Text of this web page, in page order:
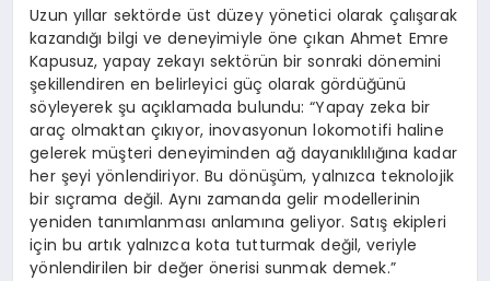
Uzun yıllar sektörde üst düzey yönetici olarak çalışarak
kazandığı bilgi ve deneyimiyle öne çıkan Ahmet Emre
Kapusuz, yapay zekayı sektörün bir sonraki dönemini
şekillendiren en belirleyici güç olarak gördüğünü
söyleyerek şu açıklamada bulundu: “Yapay zeka bir
araç olmaktan çıkıyor, inovasyonun lokomotifi haline
gelerek müşteri deneyiminden ağ dayanıklılığına kadar
her şeyi yönlendiriyor. Bu dönüşüm, yalnızca teknolojik
bir sıçrama değil. Aynı zamanda gelir modellerinin
yeniden tanımlanması anlamına geliyor. Satış ekipleri
için bu artık yalnızca kota tutturmak değil, veriyle
yönlendirilen bir değer önerisi sunmak demek.”